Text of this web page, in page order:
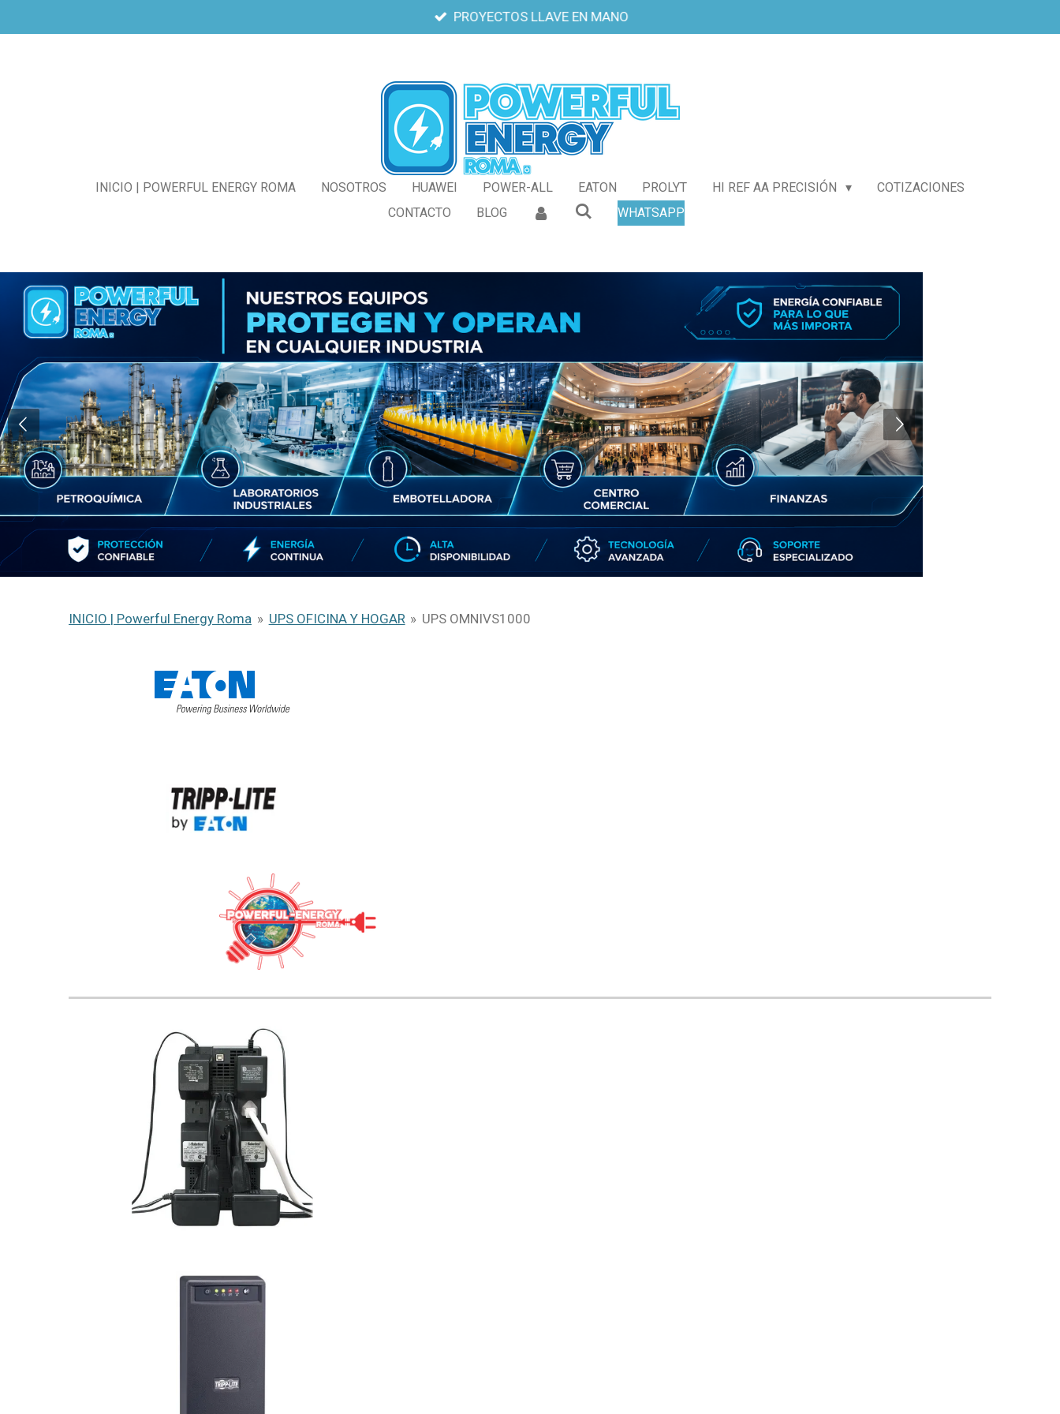
al
PROYECTOS LLAVE EN MANO
INICIO | POWERFUL ENERGY ROMA NOSOTROS HUAWEI POWER-ALL EATON PROLYT HI REF AA PRECISIÓN
COTIZACIONES
CONTACTO
BLOG WHATSAPP
INICIO | Powerful Energy Roma » UPS OFICINA Y HOGAR » UPS OMNIVS1000